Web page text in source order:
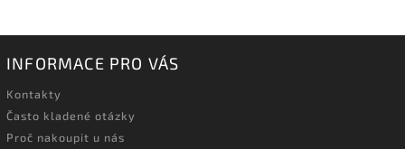
INFORMACE PRO VÁS
Kontakty
Často kladené otázky
Proč nakoupit u nás